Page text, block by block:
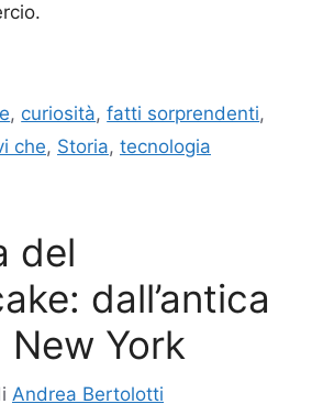
, curiosità,fatti sorprendenti,
che, Storia, tecnologia
del
dall’antica
New York
Andrea Bertolotti